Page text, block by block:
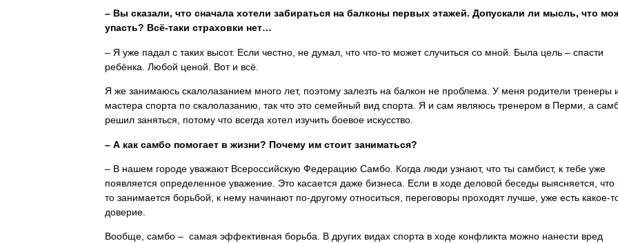
– Вы сказали, что сначала хотели забираться на балконы первых этажей. Допускали ли мысль, что
упасть? Всё-таки страховки нет…
– Я уже падал с таких высот. Если честно, не думал, что что-то может случиться со мной. Была цель – спасти
ребёнка. Любой ценой. Вот и всё.
Я же занимаюсь скалолазанием много лет, поэтому залезть на балкон не проблема. У меня родители тренеры
мастера спорта по скалолазанию, так что это семейный вид спорта. Я и сам являюсь тренером в Перми, а
решил заняться, потому что всегда хотел изучить боевое искусство.
– А как самбо помогает в жизни? Почему им стоит заниматься?
– В нашем городе уважают Всероссийскую Федерацию Самбо. Когда люди узнают, что ты самбист, к тебе уже
появляется определенное уважение. Это касается даже бизнеса. Если в ходе деловой беседы выясняется, что
то занимается борьбой, к нему начинают по-другому относиться, переговоры проходят лучше, уже есть какое-
доверие.
Вообще, самбо – самая эффективная борьба. В других видах спорта в ходе конфликта можно нанести вред